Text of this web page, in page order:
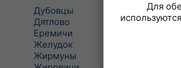
Дубовцы
Дятлово
Еремичи
Желудок
Жирмуны
Для